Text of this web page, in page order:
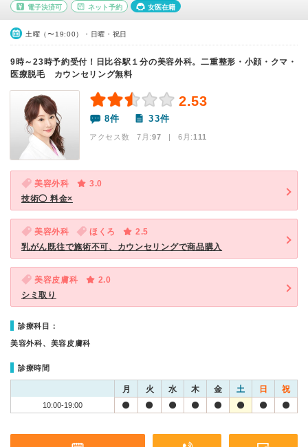
電子決済可 ネット予約 女医在籍
土曜（〜19:00）・日曜・祝日
9時～23時予約受付！日比谷駅１分の美容外科。二重整形・小顔・クマ・
医療脱毛 カウンセリング無料
2.53
8件 33件
アクセス数 7月:97 | 6月:111
美容外科
3.0
技術◯ 料金×
美容外科 ほくろ
2.5
乳がん既往で施術不可、カウンセリングで商品購入
美容皮膚科
2.0
シミ取り
診療科目：
美容外科、美容皮膚科
診療時間
月 火 水 木 金 土 日 祝
10:00-19:00